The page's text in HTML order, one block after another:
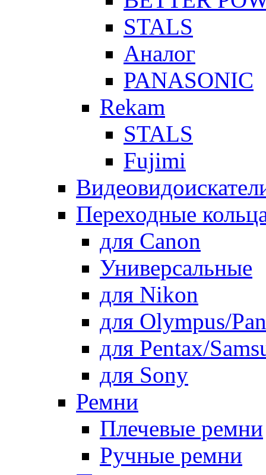
STALS
Аналог
PANASONIC
Rekam
STALS
Fujimi
Переходные
для Canon
Универсальные
для Nikon
для Olympus/
для Pentax/
для Sony
Ремни
Плечевые ремни
Ручные ремни